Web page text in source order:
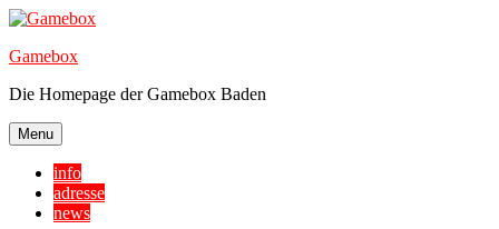
Skip
content
Gamebox
Die Homepage der Gamebox Baden
Menu
info
adresse
news